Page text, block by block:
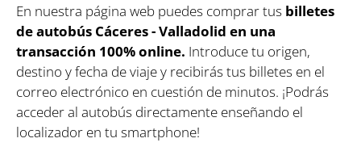
En nuestra página web puedes comprar tus billetes
de autobús Cáceres - Valladolid en una
transacción 100% online. Introduce tu origen,
destino y fecha de viaje y recibirás tus billetes en el
correo electrónico en cuestión de minutos. ¡Podrás
acceder al autobús directamente enseñando el
localizador en tu smartphone!